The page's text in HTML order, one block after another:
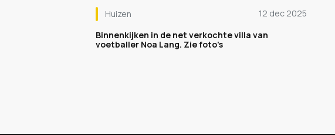
Huizen
12 dec 2025
Binnenkijken in de net verkochte villa van
voetballer Noa Lang. Zie foto's